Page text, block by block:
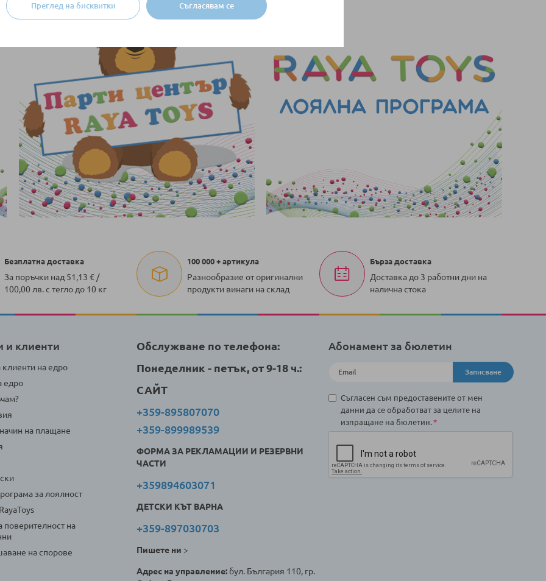
Съгласявам се
Преглед на бисквитки
Безплатна доставка
За поръчки над 51,13 € /
100,00 лв. с тегло до 10 кг
100 000 + артикула
Разнообразие от оригинални
продукти винаги на склад
Бърза доставка
Доставка до 3 работни дни на
налична стока
и клиенти
клиенти на едро
едро
на плащане
за лоялност
поверителност на
на спорове
Обслужване по телефона:
Понеделник - петък, от 9-18 ч.:
САЙТ
+359-895807070
+359-899989539
ФОРМА ЗА РЕКЛАМАЦИИ И РЕЗЕРВНИ
ЧАСТИ
+359894603071
ДЕТСКИ КЪТ ВАРНА
+359-897030703
Пишете ни >
Адрес на управление:бул. България 110, гр.
Абонамент за бюлетин
Записване
Съгласен съм предоставените от мен
данни да се обработват за целите на
изпращане на бюлетин.